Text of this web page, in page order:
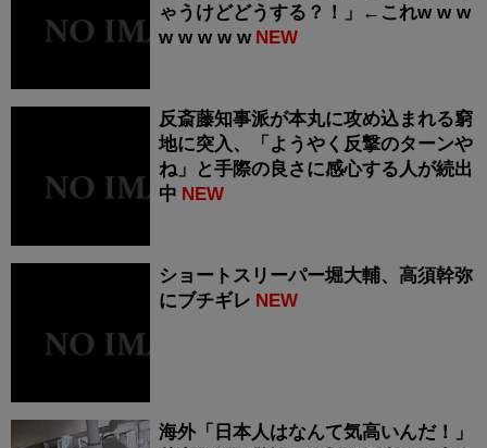
ゃうけどどうする？！」←これw w w
w w w w w NEW
反斎藤知事派が本丸に攻め込まれる窮
地に突入、「ようやく反撃のターンや
ね」と手際の良さに感心する人が続出
中 NEW
ショートスリーパー堀大輔、高須幹弥
にブチギレ NEW
海外「日本人はなんて気高いんだ！」